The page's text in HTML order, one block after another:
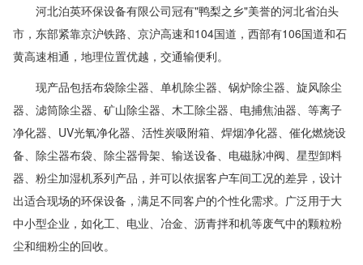
河北泊英环保设备有限公司冠有"鸭梨之乡"美誉的河北省泊头
市，东部紧靠京沪铁路、京沪高速和104国道，西部有106国道和石
黄高速相通，地理位置优越，交通输便利。
现产品包括布袋除尘器、单机除尘器、锅炉除尘器、旋风除尘
器、滤筒除尘器、矿山除尘器、木工除尘器、电捕焦油器、等离子
净化器、UV光氧净化器、活性炭吸附箱、焊烟净化器、催化燃烧设
备、除尘器布袋、除尘器骨架、输送设备、电磁脉冲阀、星型卸料
器、粉尘加湿机系列产品，并可以依据客户车间工况的差异，设计
出适合现场的环保设备，满足不同客户的个性化需求。广泛用于大
中小型企业，如化工、电业、冶金、沥青拌和机等废气中的颗粒粉
尘和细粉尘的回收。